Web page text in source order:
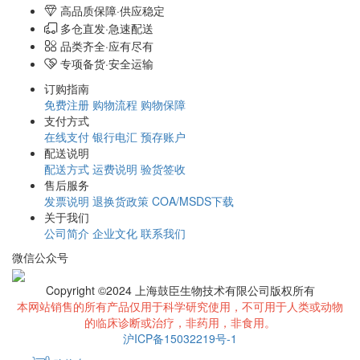
高品质保障·供应稳定
多仓直发·急速配送
品类齐全·应有尽有
专项备货·安全运输
订购指南
免费注册 购物流程 购物保障
支付方式
在线支付 银行电汇 预存账户
配送说明
配送方式 运费说明 验货签收
售后服务
发票说明 退换货政策 COA/MSDS下载
关于我们
公司简介 企业文化 联系我们
微信公众号
Copyright ©2024 上海鼓臣生物技术有限公司版权所有
本网站销售的所有产品仅用于科学研究使用，不可用于人类或动物
的临床诊断或治疗，非药用，非食用。
沪ICP备15032219号-1